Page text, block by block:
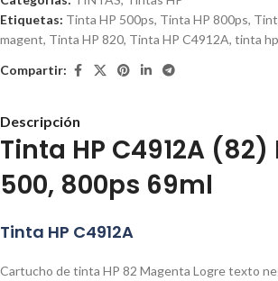
Etiquetas: Tinta HP 500ps, Tinta HP 800ps,
magent, Tinta HP 820, Tinta HP C4912A, tinta
Compartir:
Descripción
Tinta HP C4912A
500, 800ps 69ml
Tinta HP C4912A
Cartucho de tinta HP 82 Magenta Logre texto